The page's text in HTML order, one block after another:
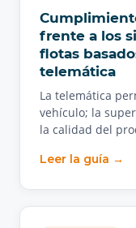
frente a los
flotas
telemática
La telemática
vehículo; la
la calidad del
Leer la guía →